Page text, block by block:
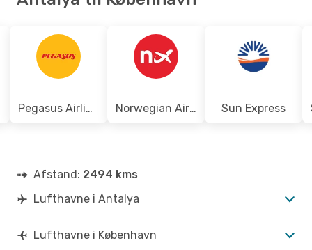
Pegasus Airlines Norwegian Air Sweden Sun Express
Afstand: 2494 kms
Lufthavne i Antalya
Lufthavne i København